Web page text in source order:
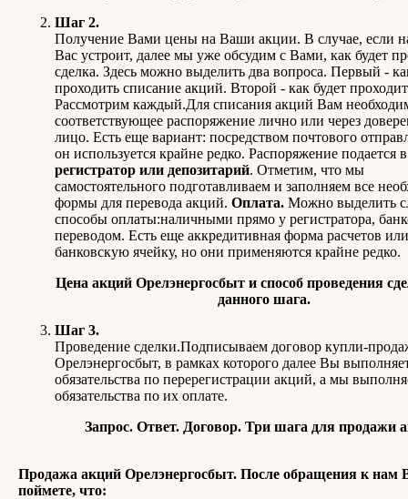
Шаг 2.
Получение Вами цены на Ваши акции. В случае, если
Вас устроит, далее мы уже обсудим с Вами, как будет
сделка. Здесь можно выделить два вопроса. Первый -
проходить списание акций. Второй - как будет
Рассмотрим каждый.Для списания акций Вам
соответствующее распоряжение лично или через
лицо. Есть еще вариант: посредством почтового
он используется крайне редко. Распоряжение подается в
регистратор или депозитарий. Отметим, что мы
самостоятельного подготавливаем и заполняем все
формы для перевода акций. Оплата. Можно выделить
способы оплаты:наличными прямо у регистратора,
переводом. Есть еще аккредитивная форма расчетов
банковскую ячейку, но они применяются крайне редко.
Цена акций Орелэнергосбыт и способ проведения
данного шага.
Шаг 3.
Проведение сделки.Подписываем договор купли-
Орелэнергосбыт, в рамках которого далее Вы
обязательства по перерегистрации акций, а мы
обязательства по их оплате.
Запрос. Ответ. Договор. Три шага для продажи
Продажа акций Орелэнергосбыт. После обращения к нам
поймете, что: